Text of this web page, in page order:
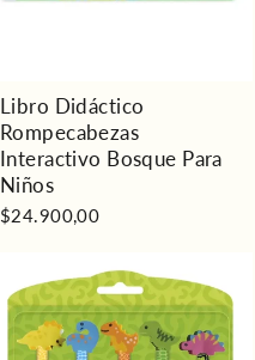
Libro Didáctico
Rompecabezas
Interactivo Bosque Para
Niños
$24.900,00